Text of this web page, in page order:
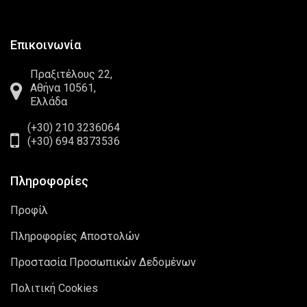
Επικοινωνία
Πραξιτέλους 22,
Αθήνα 10561,
Ελλάδα
(+30) 210 3236064
(+30) 694 8373536
Πληροφορίες
Προφίλ
Πληροφορίες Αποστολών
Προστασία Προσωπικών Δεδομένων
Πολιτική Cookies